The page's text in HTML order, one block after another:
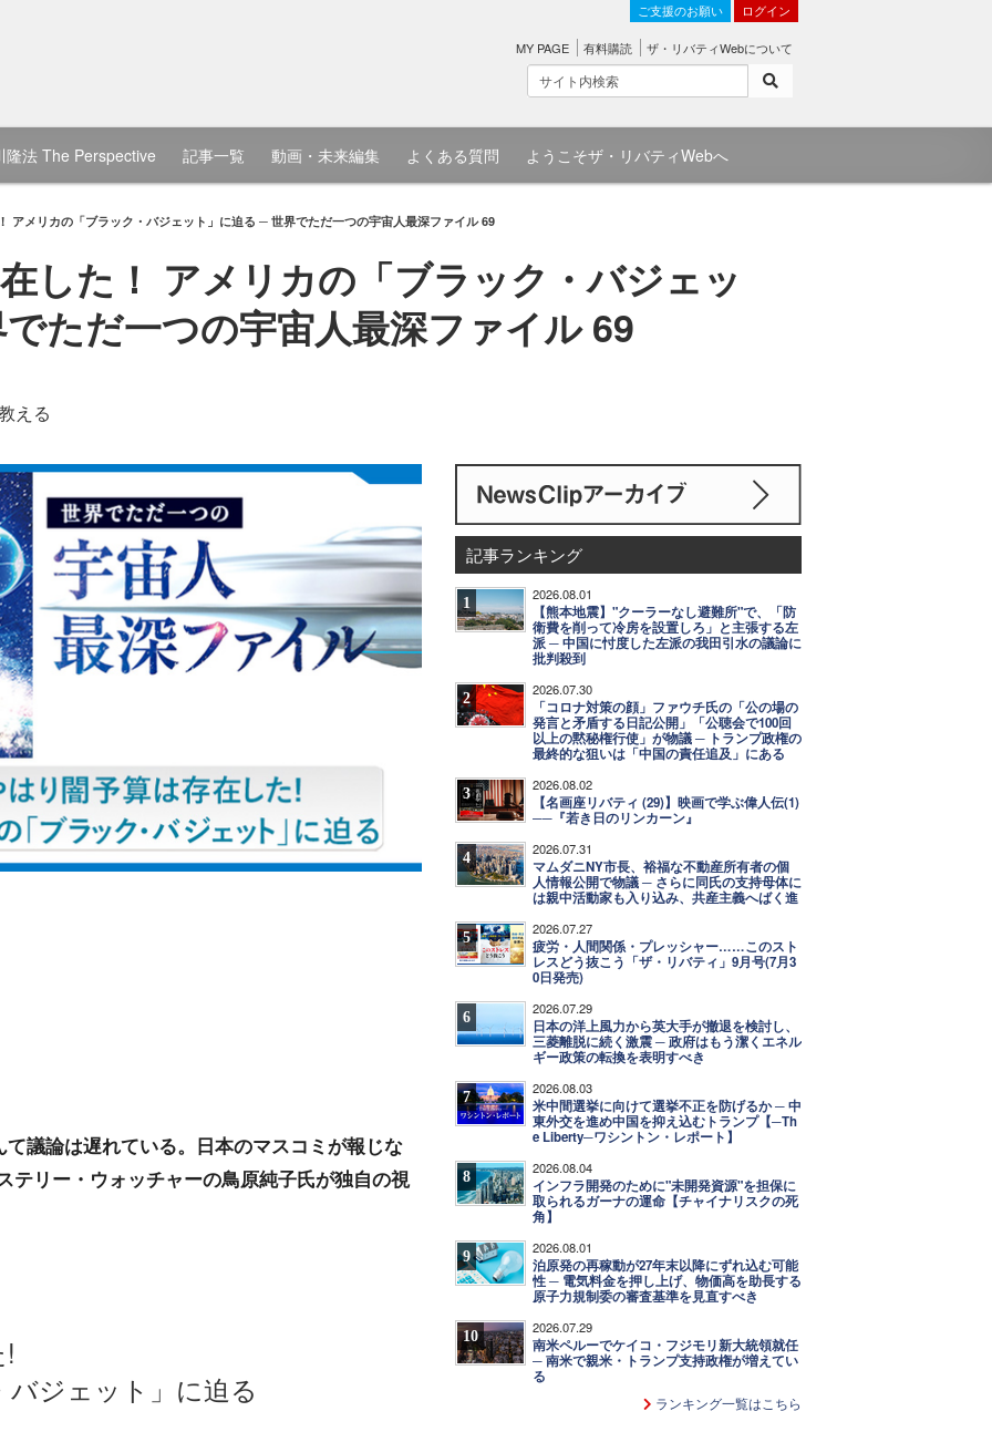
ご支援のお願い ログイン
MY PAGE 有料購読 ザ・リバティWebについて
隆法 The Perspective 記事一覧 動画・未来編集 よくある質問 ようこそザ・リバティWebへ
アメリカの「ブラック・バジェット」に迫る ─ 世界でただ一つの宇宙人最深ファイル 69
した！ アメリカの「ブラック・バジェッ
ただ一つの宇宙人最深ファイル 69
える
議論は遅れている。日本のマスコミが報じな
テリー・ウォッチャーの鳥原純子氏が独自の視
ジェット」に迫る
記事ランキング
1 2026.08.01
【熊本地震】"クーラーなし避難所"で、「防
衛費を削って冷房を設置しろ」と主張する左
派 ─ 中国に忖度した左派の我田引水の議論に
批判殺到
2 2026.07.30
「コロナ対策の顔」ファウチ氏の「公の場の
発言と矛盾する日記公開」「公聴会で100回
以上の黙秘権行使」が物議 ─ トランプ政権の
最終的な狙いは「中国の責任追及」にある
3 2026.08.02
【名画座リバティ (29)】映画で学ぶ偉人伝(1)
──『若き日のリンカーン』
4 2026.07.31
マムダニNY市長、裕福な不動産所有者の個
人情報公開で物議 ─ さらに同氏の支持母体に
は親中活動家も入り込み、共産主義へばく進
5 2026.07.27
疲労・人間関係・プレッシャー……このスト
レスどう抜こう「ザ・リバティ」9月号(7月3
0日発売)
6 2026.07.29
日本の洋上風力から英大手が撤退を検討し、
三菱離脱に続く激震 ─ 政府はもう潔くエネル
ギー政策の転換を表明すべき
7 2026.08.03
米中間選挙に向けて選挙不正を防げるか ─ 中
東外交を進め中国を抑え込むトランプ【─Th
e Liberty─ワシントン・レポート】
8 2026.08.04
インフラ開発のために"未開発資源"を担保に
取られるガーナの運命【チャイナリスクの死
角】
9 2026.08.01
泊原発の再稼動が27年末以降にずれ込む可能
性 ─ 電気料金を押し上げ、物価高を助長する
原子力規制委の審査基準を見直すべき
10 2026.07.29
南米ペルーでケイコ・フジモリ新大統領就任
─ 南米で親米・トランプ支持政権が増えてい
る
ランキング一覧はこちら